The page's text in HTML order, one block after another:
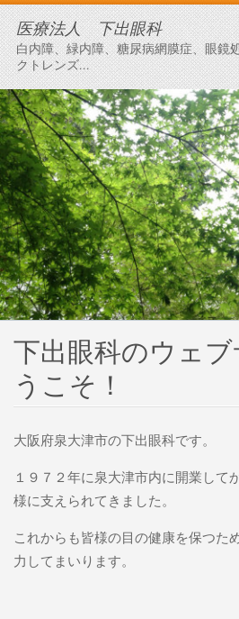
医療法人 下出眼科
白内障、緑内障、糖尿病網膜症、眼鏡
クトレンズ...
下出眼科のウェ
うこそ！
大阪府泉大津市の下出眼科です。
１９７２年に泉大津市内に開業して
様に支えられてきました。
これからも皆様の目の健康を保つた
力してまいります。